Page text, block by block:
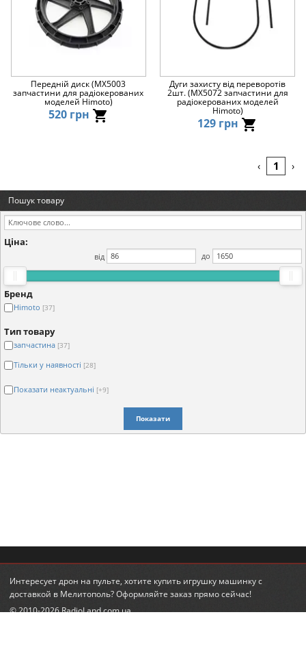
Передній диск (MX5003
запчастини для радіокерованих
моделей Himoto)
520 грн
Дуги захисту від переворотів
2шт. (MX5072 запчастини для
радіокерованих моделей
Himoto)
129 грн
‹ 1 ›
Пошук товару
Ціна:
від до
Бренд
Himoto [37]
Тип товару
запчастина [37]
Тільки у наявності [28]
Показати неактуальні [+9]
Показати
Интересуетдрон на пульте, хотите купить игрушку машинкус
доставкой в Мелитополь? Оформляйте заказ прямо сейчас!
© 2010-2026 RadioLand.com.ua